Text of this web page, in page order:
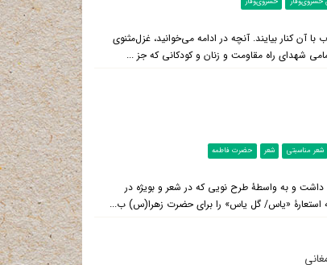
کنار بیایند. آنچه در ادامه می‌خوانید، غزل‌مثنوی
شهدای راه مقاومت و زنان و کودکانی که جز ...
شعر مناسبتی شعر حضرت فاطمه
و به واسطۀ طرح نویی که در شعر و بویژه در
که استعارۀ «یاس/ گل یاس» را برای حضرت زهرا(س) ب...